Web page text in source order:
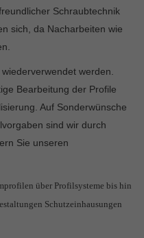
Schraubtechnik
sich, da Nacharbeiten wie
werden.
Bearbeitung der Profile
Auf Sonderwünsche
sind wir durch
Sie unseren
über Profilsysteme bis hin
Schutzeinhausungen